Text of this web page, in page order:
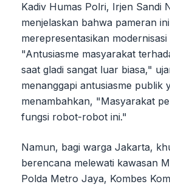
Kadiv Humas Polri, Irjen Sandi
menjelaskan bahwa pameran ini
merepresentasikan
"Antusiasme masyarakat
saat gladi sangat luar biasa,"
menanggapi antusiasme publik
menambahkan, "Masyarakat
fungsi robot-robot ini."
Namun, bagi warga Jakarta,
berencana melewati kawasan
Polda Metro Jaya, Kombes